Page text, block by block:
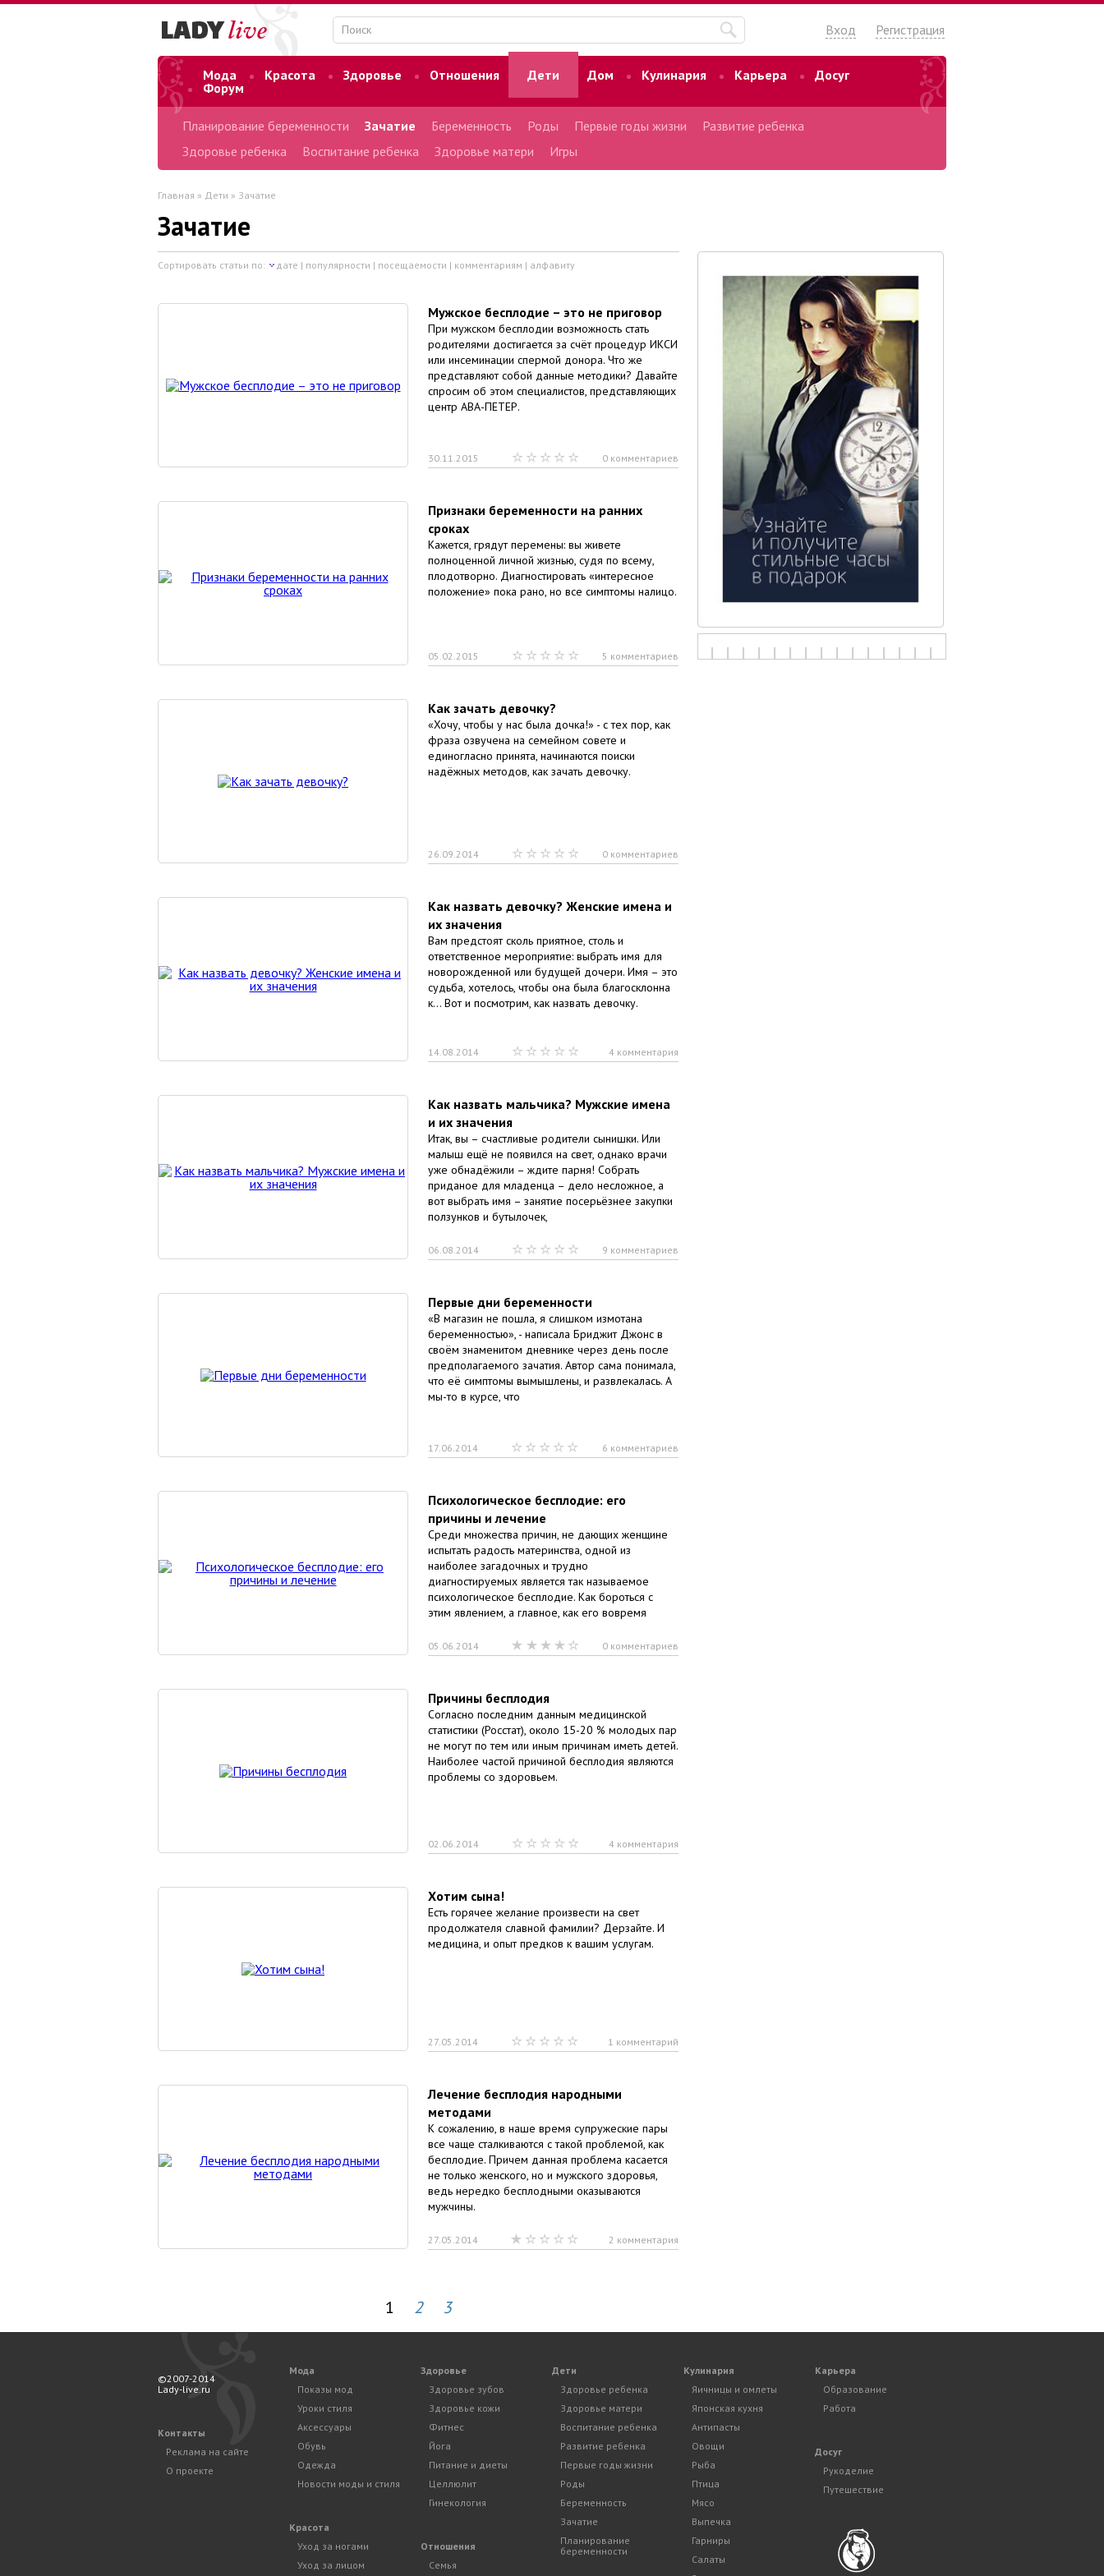
Вход Регистрация
Мода Красота Здоровье Отношения Дети Дом Кулинария Карьера
Досуг
Форум
Планирование беременности Зачатие Беременность Роды Первые годы жизни
Развитие ребенка
Здоровье ребенка
Воспитание ребенка Здоровье матери Игры
Главная » Дети » Зачатие
Зачатие
Сортировать статьи по: дате | популярности | посещаемости | комментариям | алфавиту
Мужское бесплодие – это не приговор
При мужском бесплодии возможность стать
родителями достигается за счёт процедур ИКСИ
или инсеминации спермой донора. Что же
представляют собой данные методики? Давайте
спросим об этом специалистов, представляющих
центр АВА-ПЕТЕР.
30.11.2015 0 комментариев
Признаки беременности на ранних
сроках
Кажется, грядут перемены: вы живете
полноценной личной жизнью, судя по всему,
плодотворно. Диагностировать «интересное
положение» пока рано, но все симптомы налицо.
05.02.2015 5 комментариев
Как зачать девочку?
«Хочу, чтобы у нас была дочка!» - с тех пор, как
фраза озвучена на семейном совете и
единогласно принята, начинаются поиски
надёжных методов, как зачать девочку.
26.09.2014 0 комментариев
Как назвать девочку? Женские имена и
их значения
Вам предстоят сколь приятное, столь и
ответственное мероприятие: выбрать имя для
новорожденной или будущей дочери. Имя – это
судьба, хотелось, чтобы она была благосклонна
к… Вот и посмотрим, как назвать девочку.
14.08.2014 4 комментария
Как назвать мальчика? Мужские имена
и их значения
Итак, вы – счастливые родители сынишки. Или
малыш ещё не появился на свет, однако врачи
уже обнадёжили – ждите парня! Собрать
приданое для младенца – дело несложное, а
вот выбрать имя – занятие посерьёзнее закупки
ползунков и бутылочек,
06.08.2014 9 комментариев
Первые дни беременности
«В магазин не пошла, я слишком измотана
беременностью», - написала Бриджит Джонс в
своём знаменитом дневнике через день после
предполагаемого зачатия. Автор сама понимала,
что её симптомы вымышлены, и развлекалась. А
мы-то в курсе, что
17.06.2014 6 комментариев
Психологическое бесплодие: его
причины и лечение
Среди множества причин, не дающих женщине
испытать радость материнства, одной из
наиболее загадочных и трудно
диагностируемых является так называемое
психологическое бесплодие. Как бороться с
этим явлением, а главное, как его вовремя
05.06.2014 0 комментариев
Причины бесплодия
Согласно последним данным медицинской
статистики (Росстат), около 15-20 % молодых пар
не могут по тем или иным причинам иметь детей.
Наиболее частой причиной бесплодия являются
проблемы со здоровьем.
02.06.2014 4 комментария
Хотим сына!
Есть горячее желание произвести на свет
продолжателя славной фамилии? Дерзайте. И
медицина, и опыт предков к вашим услугам.
27.05.2014 1 комментарий
Лечение бесплодия народными
методами
К сожалению, в наше время супружеские пары
все чаще сталкиваются с такой проблемой, как
бесплодие. Причем данная проблема касается
не только женского, но и мужского здоровья,
ведь нередко бесплодными оказываются
мужчины.
27.05.2014 2 комментария
1 2 3
©2007-2014
Lady-live.ru
Контакты
Реклама на сайте
О проекте
Мода
Показы мод
Уроки стиля
Аксессуары
Обувь
Одежда
Новости моды и стиля
Красота
Уход за ногами
Уход за лицом
Здоровье
Здоровье зубов
Здоровье кожи
Фитнес
Йога
Питание и диеты
Целлюлит
Гинекология
Отношения
Семья
Дети
Здоровье ребенка
Здоровье матери
Воспитание ребенка
Развитие ребенка
Первые годы жизни
Роды
Беременность
Зачатие
Планирование
беременности
Кулинария
Яичницы и омлеты
Японская кухня
Антипасты
Овощи
Рыба
Птица
Мясо
Выпечка
Гарниры
Салаты
Карьера
Образование
Работа
Досуг
Рукоделие
Путешествие